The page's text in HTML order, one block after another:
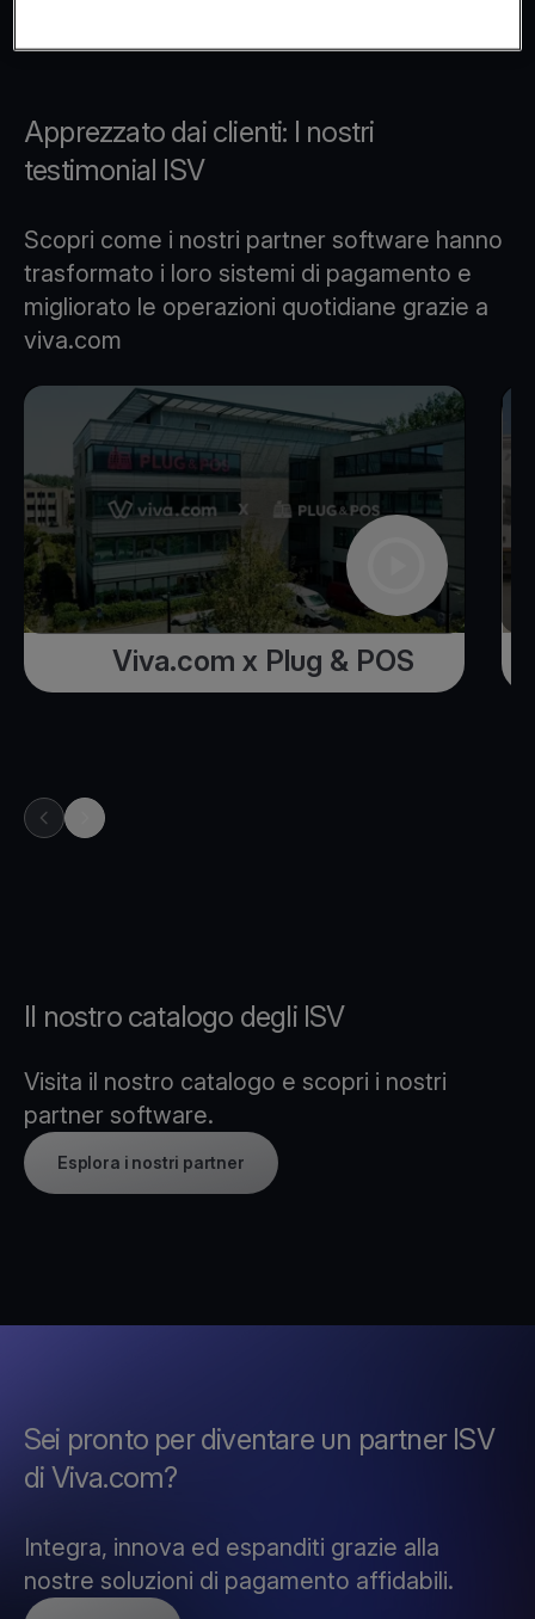
Apprezzato dai clienti: I nostri
testimonial ISV
Scopri come i nostri partner software hanno
trasformato i loro sistemi di pagamento e
migliorato le operazioni quotidiane grazie a
viva.com
Viva.com x Plug & POS
previous item in carousel
next item in carousel
Il nostro catalogo degli ISV
Visita il nostro catalogo e scopri i nostri
partner software.
Esplora i nostri partner
Sei pronto per diventare un partner ISV
di Viva.com?
Integra, innova ed espanditi grazie alla
nostre soluzioni di pagamento affidabili.